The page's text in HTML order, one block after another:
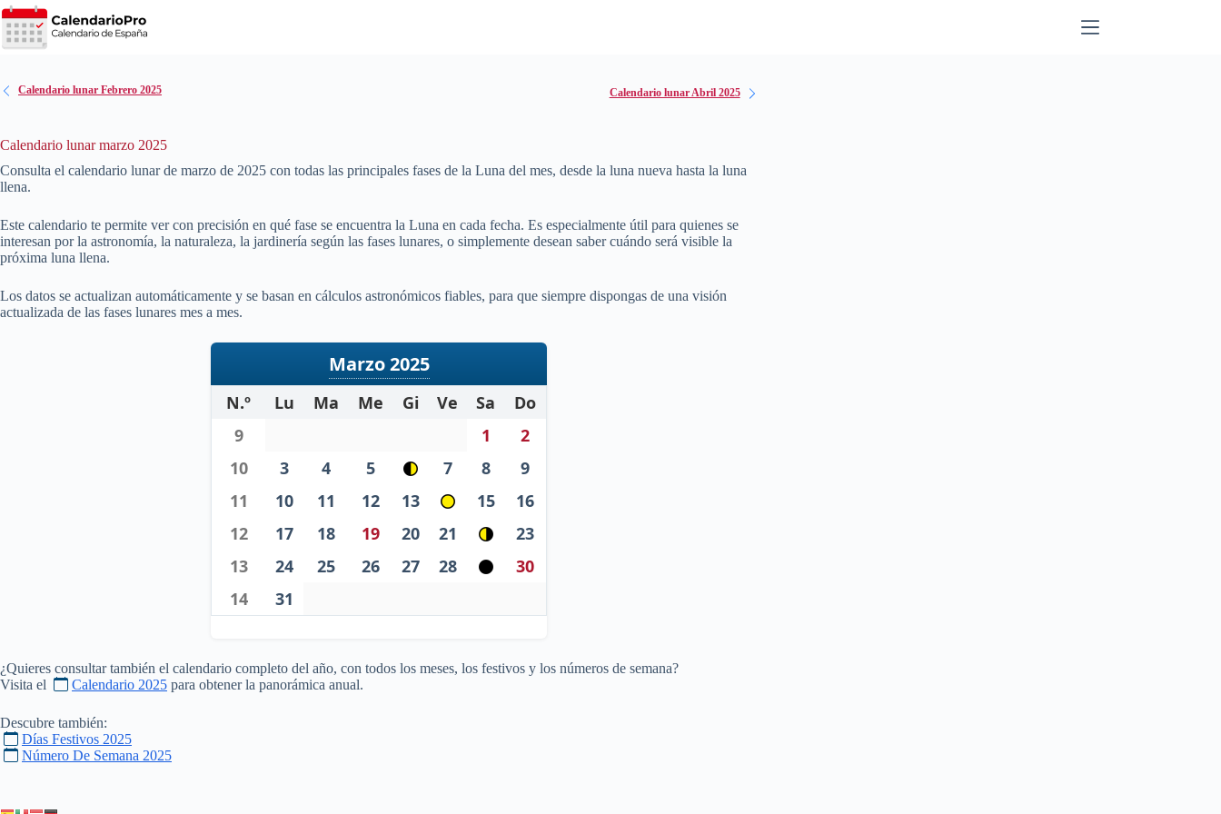
Saltar
al
contenido
Calendario lunar Febrero 2025 Calendario lunar Abril 2025
Calendario lunar marzo 2025
Consulta el calendario lunar de marzo de 2025 con todas las principales fases de la Luna del mes, desde la luna nueva hasta la luna
llena.
Este calendario te permite ver con precisión en qué fase se encuentra la Luna en cada fecha. Es especialmente útil para quienes se
interesan por la astronomía, la naturaleza, la jardinería según las fases lunares, o simplemente desean saber cuándo será visible la
próxima luna llena.
Los datos se actualizan automáticamente y se basan en cálculos astronómicos fiables, para que siempre dispongas de una visión
actualizada de las fases lunares mes a mes.
Marzo 2025
N.º Lu Ma Me Gi Ve Sa
Do
9
1
2
10
3 4 5 7 8
9
11
10 11 12 13 15
16
12
17 18 19 20 21
23
13
24 25 26 27 28
30
14
31
¿Quieres consultar también el calendario completo del año, con todos los meses, los festivos y los números de semana?
Visita el
Calendario 2025 para obtener la panorámica anual.
Descubre también:
Días Festivos 2025
Número De Semana 2025